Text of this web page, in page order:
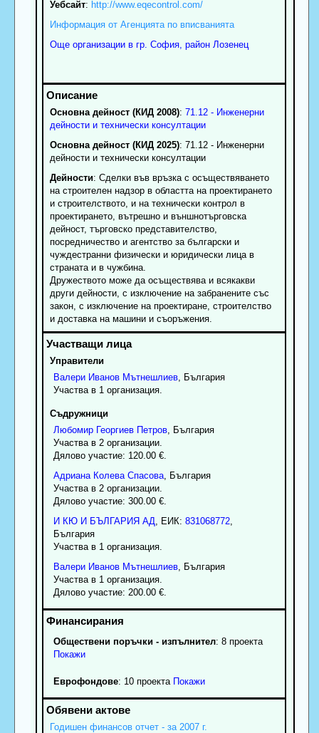
Уебсайт: http://www.eqecontrol.com/
Информация от Агенцията по вписванията
Още организации в гр. София, район Лозенец
Основна дейност (КИД 2008): 71.12 - Инженерни
дейности и технически консултации
Основна дейност (КИД 2025): 71.12 - Инженерни
дейности и технически консултации
Дейности: Сделки във връзка с осъществяването
на строителен надзор в областта на проектирането
и строителството, и на технически контрол в
проектирането, вътрешно и външнотърговска
дейност, търговско представителство,
посредничество и агентство за български и
чуждестранни физически и юридически лица в
страната и в чужбина.
Дружеството може да осъществява и всякакви
други дейности, с изключение на забранените със
закон, с изключение на проектиране, строителство
и доставка на машини и съоръжения.
Управители
Валери Иванов Мътнешлиев, България
Участва в 1 организация.
Съдружници
Любомир Георгиев Петров, България
Участва в 2 организации.
Дялово участие: 120.00 €.
Адриана Колева Спасова, България
Участва в 2 организации.
Дялово участие: 300.00 €.
И КЮ И БЪЛГАРИЯ АД , ЕИК: 831068772,
България
Участва в 1 организация.
Валери Иванов Мътнешлиев, България
Участва в 1 организация.
Дялово участие: 200.00 €.
Обществени поръчки - изпълнител: 8 проекта
Покажи
Еврофондове: 10 проекта Покажи
Годишен финансов отчет - за 2007 г.